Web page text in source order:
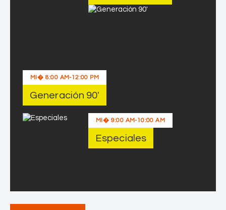
MI� 8:00 AM-12:00 PM
Generación 90′
MI� 9:00 AM-10:00 AM
Especiales